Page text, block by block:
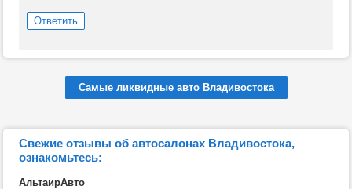
Ответить
Самые ликвидные авто Владивостока
Свежие отзывы об автосалонах Владивостока,
ознакомьтесь:
АльтаирАвто